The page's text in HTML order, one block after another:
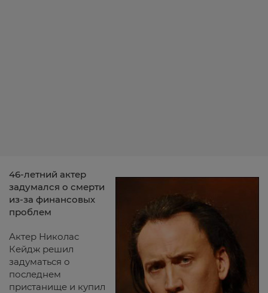
46-летний актер
задумался о смерти
из-за финансовых
проблем
Актер Николас
Кейдж решил
задуматься о
последнем
пристанище и купил